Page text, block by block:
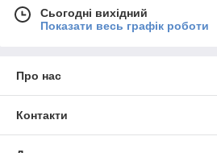
Сьогодні вихідний
Показати весь графік роботи
Про нас
Контакти